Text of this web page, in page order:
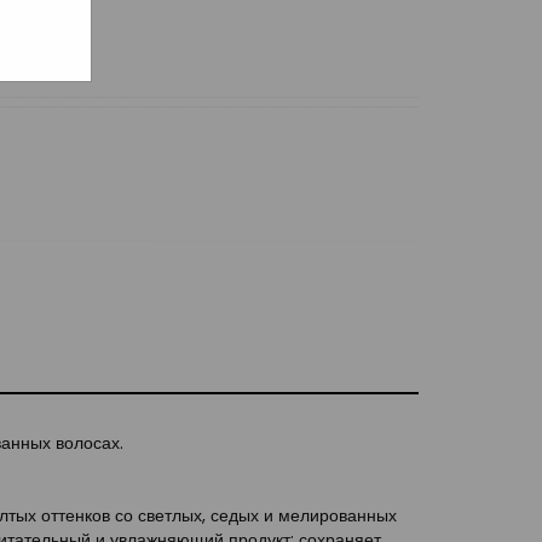
волосах.
оттенков со светлых, седых и мелированных